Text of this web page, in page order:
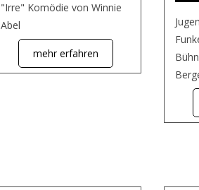
"Irre" Komödie von Winnie
Abel
mehr erfahren